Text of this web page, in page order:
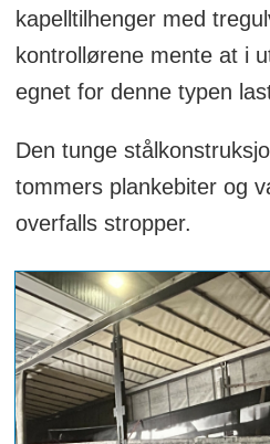
kapelltilhenger med
kontrollørene mente at i
egnet for denne typen
Den tunge
tommers plankebiter og
overfalls stropper.